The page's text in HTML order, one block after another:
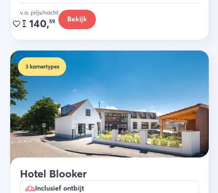
v.a. prijs/nacht
€ 140,59 Bekijk
3 kamertypes
Hotel Blooker
Inclusief ontbijt